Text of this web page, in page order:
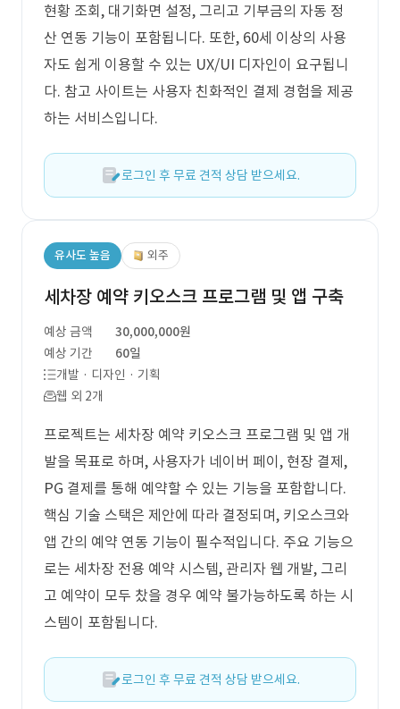
현황 조회, 대기화면 설정, 그리고 기부금의 자동 정
산 연동 기능이 포함됩니다. 또한, 60세 이상의 사용
자도 쉽게 이용할 수 있는 UX/UI 디자인이 요구됩니
다. 참고 사이트는 사용자 친화적인 결제 경험을 제공
하는 서비스입니다.
로그인 후 무료 견적 상담 받으세요.
유사도 높음 외주
세차장 예약 키오스크 프로그램 및 앱 구축
예상 금액
30,000,000원
예상 기간
60일
개발 · 디자인 · 기획
웹 외 2개
프로젝트는 세차장 예약 키오스크 프로그램 및 앱 개
발을 목표로 하며, 사용자가 네이버 페이, 현장 결제,
PG 결제를 통해 예약할 수 있는 기능을 포함합니다.
핵심 기술 스택은 제안에 따라 결정되며, 키오스크와
앱 간의 예약 연동 기능이 필수적입니다. 주요 기능으
로는 세차장 전용 예약 시스템, 관리자 웹 개발, 그리
고 예약이 모두 찼을 경우 예약 불가능하도록 하는 시
스템이 포함됩니다.
로그인 후 무료 견적 상담 받으세요.